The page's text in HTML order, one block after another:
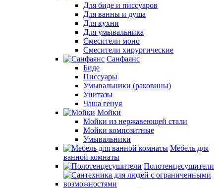
Для биде и писсуаров
Для ванны и душа
Для кухни
Для умывальника
Смесители моно
Смесители хирургические
Санфаянс
Биде
Писсуары
Умывальники (раковины)
Унитазы
Чаша генуя
Мойки
Мойки из нержавеющей стали
Мойки композитные
Умывальники
Мебель для
ванной комнаты
Полотенцесушители